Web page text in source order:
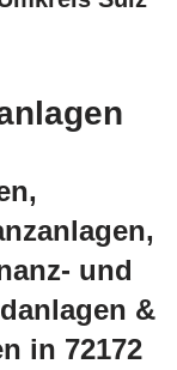
und
&
in 72172